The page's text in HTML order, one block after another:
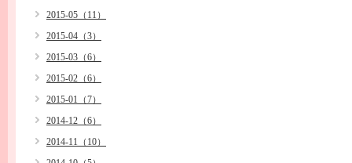
2015-05（11）
2015-04（3）
2015-03（6）
2015-02（6）
2015-01（7）
2014-12（6）
2014-11（10）